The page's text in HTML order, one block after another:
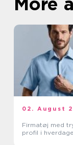
02. August
Firmatøj med tryk
profil i